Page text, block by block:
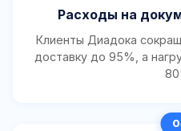
Расходы на
Клиенты Диадока
доставку до 95%, а